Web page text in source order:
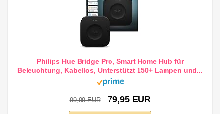
Philips Hue Bridge Pro, Smart Home Hub für
Beleuchtung, Kabellos, Unterstützt 150+ Lampen und...
99,99 EUR 79,95 EUR